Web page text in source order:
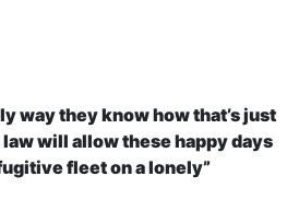
way they know how that’s just
will allow these happy days
fleet on a lonely”